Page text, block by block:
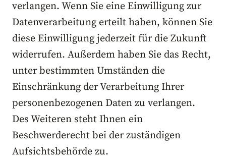
verlangen. Wenn Sie eine Einwilligung zur
Datenverarbeitung erteilt haben, können Sie
diese Einwilligung jederzeit für die Zukunft
widerrufen. Außerdem haben Sie das Recht,
unter bestimmten Umständen die
Einschränkung der Verarbeitung Ihrer
personenbezogenen Daten zu verlangen.
Des Weiteren steht Ihnen ein
Beschwerderecht bei der zuständigen
Aufsichtsbehörde zu.